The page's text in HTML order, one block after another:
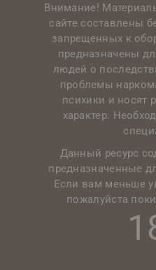
Внимание!
сайте составлены
запрещенных к
предназначены
людей о
проблемы
психики и носят
характер.
Данный ресурс
предназначенные
Если вам меньше
пожалуйста